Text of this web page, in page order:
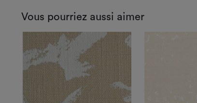
Vous pourriez aussi aimer